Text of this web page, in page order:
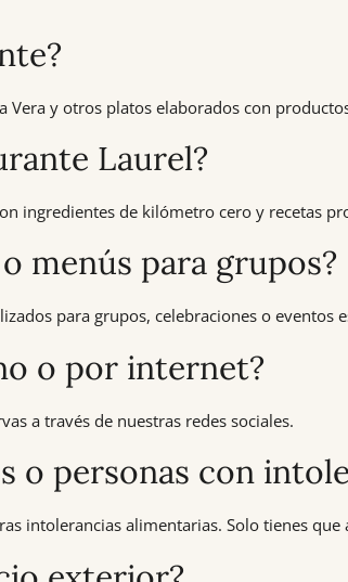
Vera y otros platos elaborados con
Laurel?
ingredientes de kilómetro cero y recetas
menús para grupos?
para grupos, celebraciones o eventos
o por internet?
a través de nuestras redes sociales.
o personas con
intolerancias alimentarias. Solo tienes